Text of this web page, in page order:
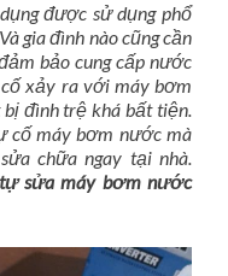
được sử dụng phổ
gia đình nào cũng cần
bảo cung cấp nước
xảy ra với máy bơm
đình trệ khá bất tiện.
cố máy bơm nước mà
chữa ngay tại nhà.
tự sửa máy bơm nước